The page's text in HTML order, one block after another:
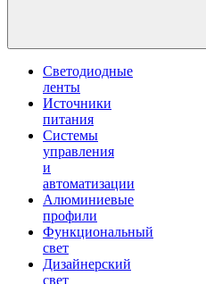
Светодиодные
ленты
Источники
питания
Системы
управления
и
автоматизации
Алюминиевые
профили
Функциональный
свет
Дизайнерский
свет